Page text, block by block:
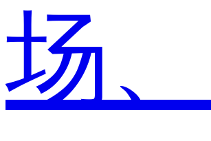
场、